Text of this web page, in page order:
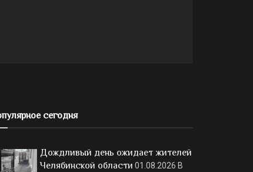
сегодня
Дождливый день ожидает жителей
Челябинской области 01.08.2026 В